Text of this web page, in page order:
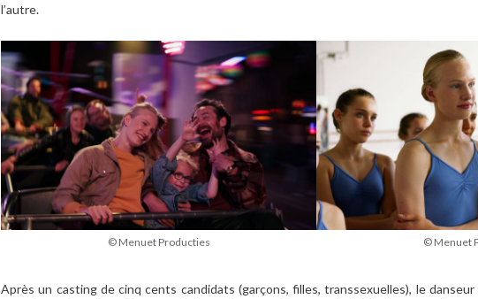
l’autre.
© Menuet Producties © Menuet
Après un casting de cinq cents candidats (garçons, filles, transsexuelles), le